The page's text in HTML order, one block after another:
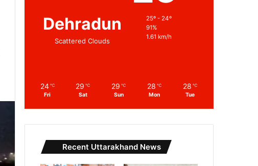
Dehradun
Scattered Clouds
25º - 24º
91%
1.61 km/h
24 ℃
Fri
29 ℃
Sat
29 ℃
Sun
28 ℃
Mon
28 ℃
Tue
Recent Uttarakhand News